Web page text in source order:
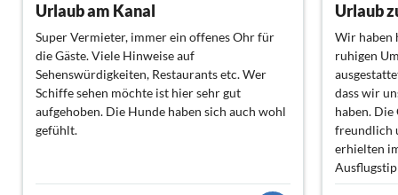
Urlaub am Kanal
Super Vermieter, immer ein offenes Ohr für
die Gäste. Viele Hinweise auf
Sehenswürdigkeiten, Restaurants etc. Wer
Schiffe sehen möchte ist hier sehr gut
aufgehoben. Die Hunde haben sich auch wohl
gefühlt.
Urlaub
Wir haben
ruhigen
dass wir
haben. Die
freundlich
erhielten